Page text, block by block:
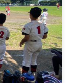
大会、予選リー